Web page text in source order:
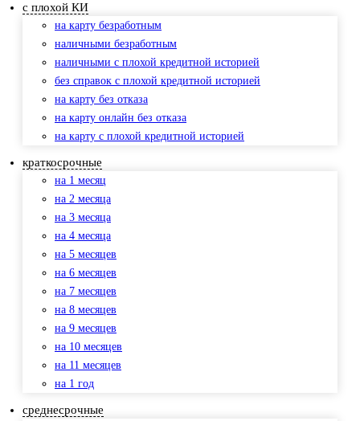
с плохой КИ
на карту безработным
наличными безработным
наличными с плохой кредитной историей
без справок с плохой кредитной историей
на карту без отказа
на карту онлайн без отказа
на карту с плохой кредитной историей
краткосрочные
на 1 месяц
на 2 месяца
на 3 месяца
на 4 месяца
на 5 месяцев
на 6 месяцев
на 7 месяцев
на 8 месяцев
на 9 месяцев
на 10 месяцев
на 11 месяцев
на 1 год
среднесрочные